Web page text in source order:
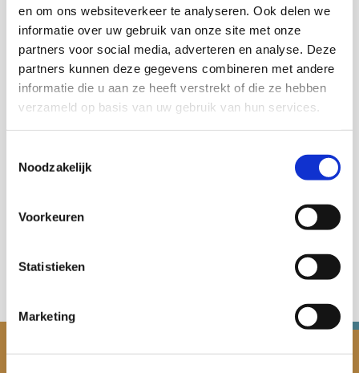
en om ons websiteverkeer te analyseren. Ook delen we
informatie over uw gebruik van onze site met onze
partners voor social media, adverteren en analyse. Deze
partners kunnen deze gegevens combineren met andere
informatie die u aan ze heeft verstrekt of die ze hebben
verzameld op basis van uw gebruik van hun services.
Noodzakelijk
Voorkeuren
Statistieken
Marketing
Verwey-Jonker Instituut
Giessenplein 59 C
3522 KE Utrecht